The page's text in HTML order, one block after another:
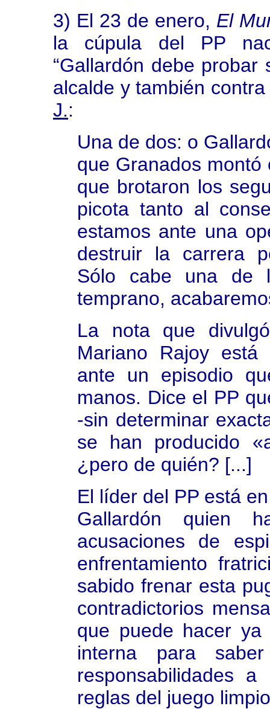
3) El 23 de enero, El
la cúpula del PP
“Gallardón debe probar
alcalde y también
J.:
Una de dos: o
que Granados
que brotaron los
picota tanto al
estamos ante una
destruir la carrera
Sólo cabe una de
temprano,
La nota que
Mariano Rajoy está
ante un episodio
manos. Dice el PP
-sin determinar
se han producido
¿pero de quién? [...]
El líder del PP está
Gallardón quien
acusaciones de
enfrentamiento
sabido frenar esta
contradictorios
que puede hacer ya
interna para
responsabilidades
reglas del juego